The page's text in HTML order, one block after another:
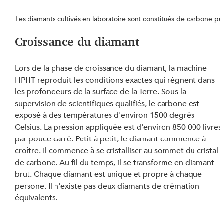
Les diamants cultivés en laboratoire sont constitués de carbone
Croissance du diamant
Lors de la phase de croissance du diamant, la machine
HPHT reproduit les conditions exactes qui règnent dans
les profondeurs de la surface de la Terre. Sous la
supervision de scientifiques qualifiés, le carbone est
exposé à des températures d'environ 1500 degrés
Celsius. La pression appliquée est d'environ 850 000
par pouce carré. Petit à petit, le diamant commence à
croître. Il commence à se cristalliser au sommet du cristal
de carbone. Au fil du temps, il se transforme en diamant
brut. Chaque diamant est unique et propre à chaque
persone. Il n'existe pas deux diamants de crémation
équivalents.